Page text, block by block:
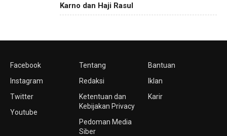
Karno dan Haji Rasul
Facebook
Instagram
Twitter
Youtube
Tentang
Redaksi
Ketentuan dan
Kebijakan Privacy
Pedoman Media
Siber
Bantuan
Iklan
Karir